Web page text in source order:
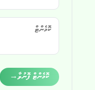
ކޮމެންޓް ފޮނުވާ→